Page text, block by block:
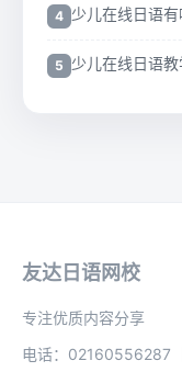
少儿在线日语
少儿在线日语
友达日语网校
专注优质内容分享
电话：02160556287